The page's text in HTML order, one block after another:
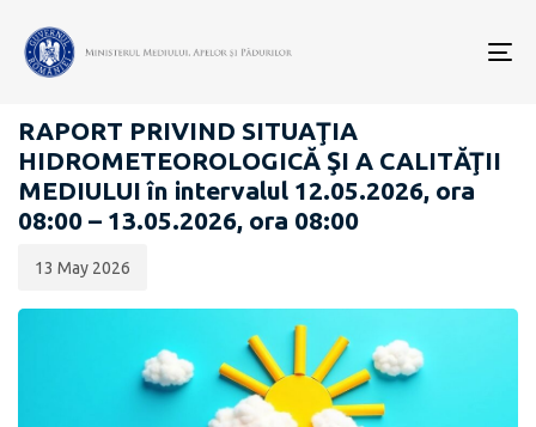
RAPOARTE ZILNICE STAREA MEDIULUI
RAPORT PRIVIND SITUAŢIA
HIDROMETEOROLOGICĂ ŞI A CALITĂŢII
MEDIULUI în intervalul 12.05.2026, ora
08:00 – 13.05.2026, ora 08:00
publicării:
13 May 2026